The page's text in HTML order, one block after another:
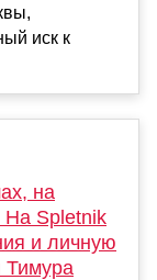
иск к
на
Spletnik
и личную
Тимура